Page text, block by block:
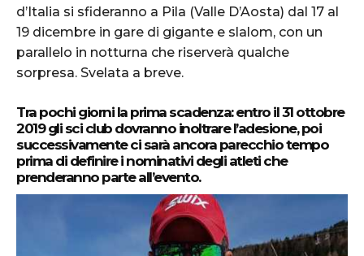
d’Italia si sfideranno a Pila (Valle D’Aosta) dal 17 al
19 dicembre in gare di gigante e slalom, con un
parallelo in notturna che riserverà qualche
sorpresa. Svelata a breve.
Tra pochi giorni la prima scadenza: entro il 31 ottobre
2019 gli sci club dovranno inoltrare l’adesione, poi
successivamente ci sarà ancora parecchio tempo
prima di definire i nominativi degli atleti che
prenderanno parte all’evento.